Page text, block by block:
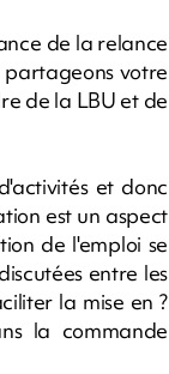
de la relance
partageons votre
de la LBU et de
et donc
est un aspect
de l'emploi se
entre les
la mise en ?
la commande